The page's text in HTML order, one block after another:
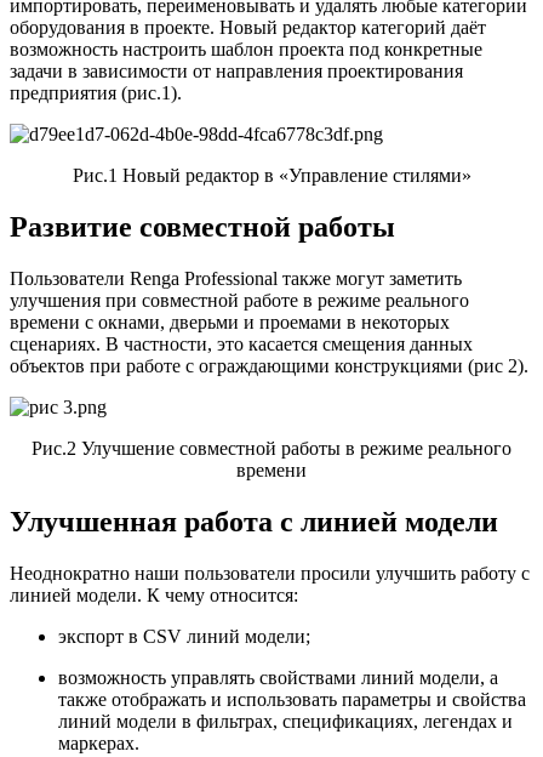
импортировать, переименовывать и удалять любые категории
оборудования в проекте. Новый редактор категорий даёт
возможность настроить шаблон проекта под конкретные
задачи в зависимости от направления проектирования
предприятия (рис.1).
Рис.1 Новый редактор в «Управление стилями»
Развитие совместной работы
Пользователи Renga Professional также могут заметить
улучшения при совместной работе в режиме реального
времени с окнами, дверьми и проемами в некоторых
сценариях. В частности, это касается смещения данных
объектов при работе с ограждающими конструкциями (рис 2).
Рис.2 Улучшение совместной работы в режиме реального
времени
Улучшенная работа с линией модели
Неоднократно наши пользователи просили улучшить работу с
линией модели. К чему относится:
экспорт в CSV линий модели;
возможность управлять свойствами линий модели, а
также отображать и использовать параметры и свойства
линий модели в фильтрах, спецификациях, легендах и
маркерах.